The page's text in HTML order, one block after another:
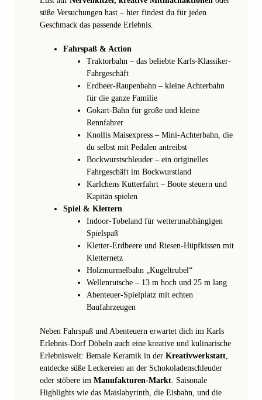
süße Versuchungen hast – hier findest du für jeden
Geschmack das passende Erlebnis.
Fahrspaß & Action
Traktorbahn – das beliebte Karls-Klassiker-
Fahrgeschäft
Erdbeer-Raupenbahn – kleine Achterbahn
für die ganze Familie
Gokart-Bahn für große und kleine
Rennfahrer
Knollis Maisexpress – Mini-Achterbahn, die
du selbst mit Pedalen antreibst
Bockwurstschleuder – ein originelles
Fahrgeschäft im Bockwurstland
Karlchens Kutterfahrt – Boote steuern und
Kapitän spielen
Spiel & Klettern
Indoor-Tobeland für wetterunabhängigen
Spielspaß
Kletter-Erdbeere und Riesen-Hüpfkissen mit
Kletternetz
Holzmurmelbahn „Kugeltrubel“
Wellenrutsche – 13 m hoch und 25 m lang
Abenteuer-Spielplatz mit echten
Baufahrzeugen
Neben Fahrspaß und Abenteuern erwartet dich im Karls
Erlebnis-Dorf Döbeln auch eine kreative und kulinarische
Erlebniswelt: Bemale Keramik in der Kreativwerkstatt,
entdecke süße Leckereien an der Schokoladenschleuder
oder stöbere im Manufakturen-Markt. Saisonale
Highlights wie das Maislabyrinth, die Eisbahn, und die